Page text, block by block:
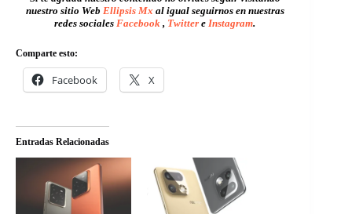
nuestro sitio Web Ellipsis Mx al igual seguirnos en nuestras
redes socialesFacebook , Twitter eInstagram.
Comparte esto:
Facebook X
Entradas Relacionadas